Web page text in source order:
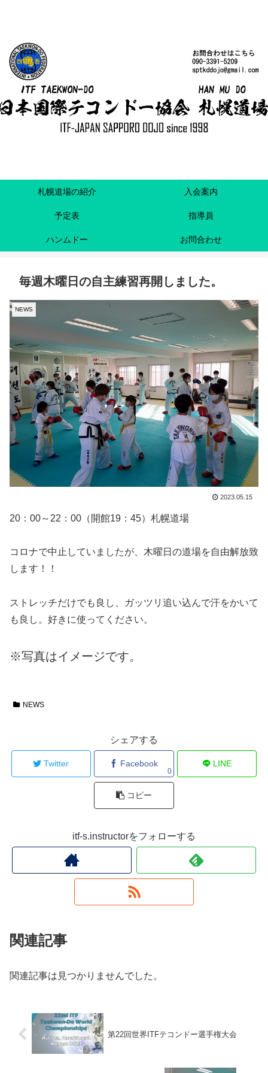
札幌道場の紹介 入会案内
予定表 指導員
ハンムドー お問合わせ
毎週木曜日の自主練習再開しました。
NEWS
2023.05.15
20：00～22：00（開館19：45）札幌道場
コロナで中止していましたが、木曜日の道場を自由解放致
します！！
ストレッチだけでも良し、ガッツリ追い込んで汗をかいて
も良し。好きに使ってください。
※写真はイメージです。
NEWS
シェアする
Twitter Facebook
0
LINE
コピー
itf-s.instructorをフォローする
関連記事
関連記事は見つかりませんでした。
第22回世界ITFテコンドー選手権大会